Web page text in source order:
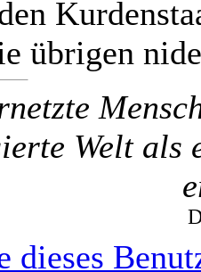
übrigen
Welt als